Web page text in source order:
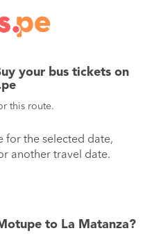
your bus tickets on
this route.
for the selected date,
another travel date.
to La Matanza?